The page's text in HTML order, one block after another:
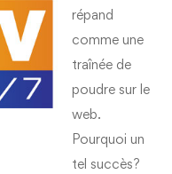
répand
comme une
traînée de
poudre sur le
web.
Pourquoi un
tel succès?